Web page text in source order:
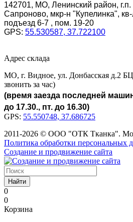
142701, МО, Ленинский район, г.п.
Сапроново, мкр-н "Купелинка",
подъезд 6-7 , пом. 19-20
GPS: 55.530587, 37.722100
Адрес склада
МО, г. Видное, ул. Донбасская д.2
звонить за час)
(время заезда последней
до 17.30., пт. до 16.30)
GPS: 55.550748, 37.686725
2011-2026 © ООО "ОТК Тканка".
Политика обработки персональных
Создание и продвижение сайта
Найти
0
0
Корзина